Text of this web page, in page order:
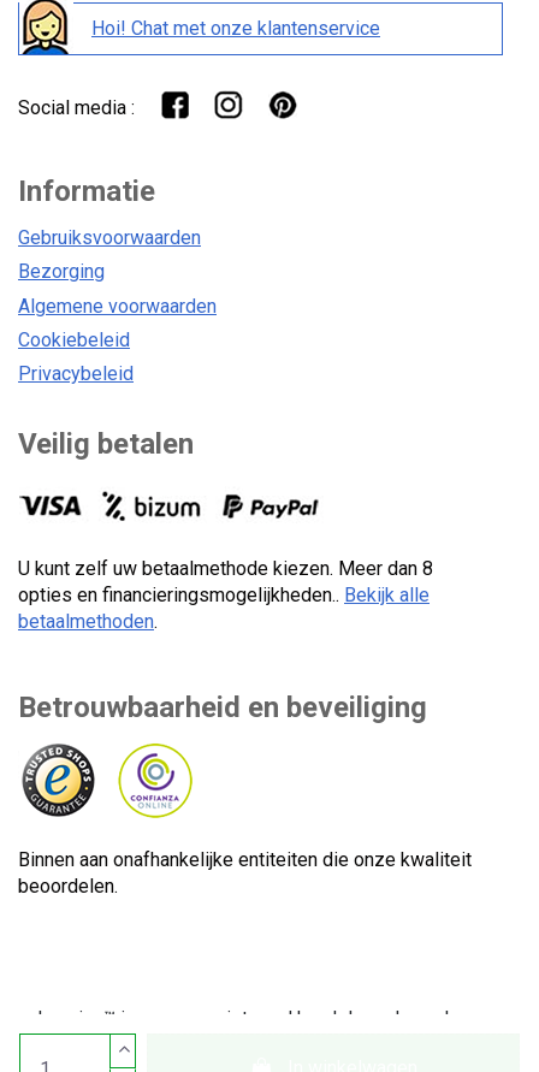
Hoi! Chat met onze klantenservice
Social media :
Informatie
Gebruiksvoorwaarden
Bezorging
Algemene voorwaarden
Cookiebeleid
Privacybeleid
Veilig betalen
U kunt zelf uw betaalmethode kiezen. Meer dan 8
opties en financieringsmogelijkheden.. Bekijk alle
betaalmethoden.
Betrouwbaarheid en beveiliging
Binnen aan onafhankelijke entiteiten die onze kwaliteit
beoordelen.
Lecuine™ is een geregistreerd handelsmerk van Lecom
Projects S.L. © Auteursrecht © 2012-2026. Spanje. Alle